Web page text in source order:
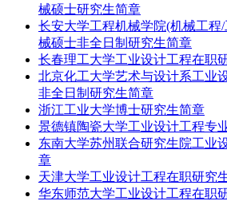
械硕士研究生简章
长安大学工程机械学院(机械工程
械硕士非全日制研究生简章
长春理工大学工业设计工程在职
北京化工大学艺术与设计系工业
非全日制研究生简章
浙江工业大学博士研究生简章
景德镇陶瓷大学工业设计工程专
东南大学苏州联合研究生院工业
章
天津大学工业设计工程在职研究
华东师范大学工业设计工程在职